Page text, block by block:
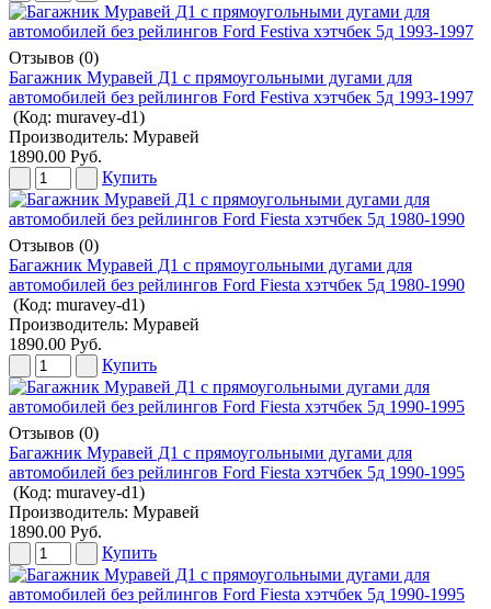
Отзывов (0)
Багажник Муравей Д1 с прямоугольными дугами для
автомобилей без рейлингов Ford Festiva хэтчбек 5д 1993-1997
(Код: muravey-d1)
Производитель: Муравей
1890.00 Руб.
Купить
Отзывов (0)
Багажник Муравей Д1 с прямоугольными дугами для
автомобилей без рейлингов Ford Fiesta хэтчбек 5д 1980-1990
(Код: muravey-d1)
Производитель: Муравей
1890.00 Руб.
Купить
Отзывов (0)
Багажник Муравей Д1 с прямоугольными дугами для
автомобилей без рейлингов Ford Fiesta хэтчбек 5д 1990-1995
(Код: muravey-d1)
Производитель: Муравей
1890.00 Руб.
Купить